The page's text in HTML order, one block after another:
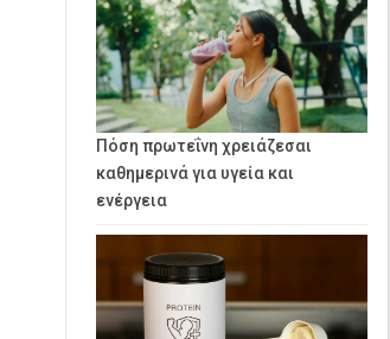
Πόση πρωτεΐνη χρειάζεσαι
καθημερινά για υγεία και
ενέργεια